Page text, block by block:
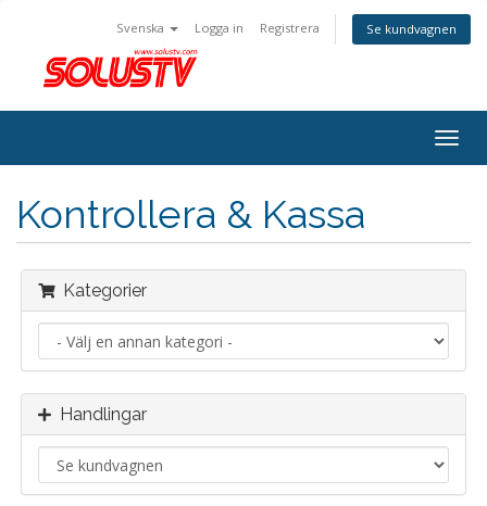
Svenska Logga in Registrera Se kundvagnen
Kontrollera & Kassa
Kategorier
Handlingar